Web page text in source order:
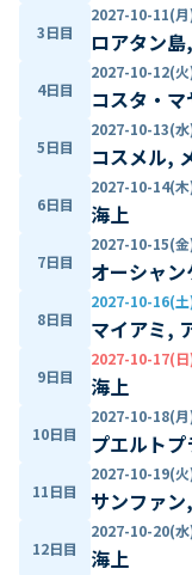
3日目
2027-10-11(
ロアタン
4日目
2027-10-12(
コスタ・
5日目
2027-10-13(
コスメル,
6日目
2027-10-14(
海上
7日目
2027-10-15(
オーシャ
8日目
2027-10-16(
マイアミ,
9日目
2027-10-17(
海上
10日目
2027-10-18(
プエルト
11日目
2027-10-19(
サンファ
12日目
2027-10-20(
海上